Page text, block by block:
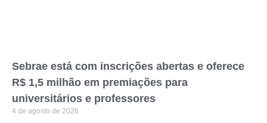
Sebrae está com inscrições abertas e oferece
R$ 1,5 milhão em premiações para
universitários e professores
4 de agosto de 2026